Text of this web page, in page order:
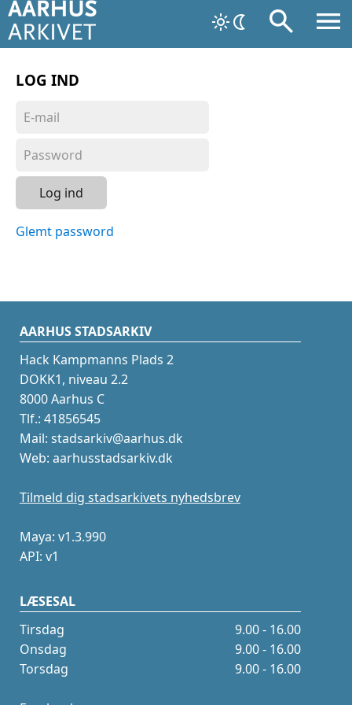
LOG IND
Log ind
Glemt password
AARHUS STADSARKIV
Hack Kampmanns Plads 2
DOKK1, niveau 2.2
8000 Aarhus C
Tlf.: 41856545
Mail: stadsarkiv@aarhus.dk
Web: aarhusstadsarkiv.dk
Tilmeld dig stadsarkivets nyhedsbrev
Maya: v1.3.990
API: v1
LÆSESAL
Tirsdag
9.00 - 16.00
Onsdag
9.00 - 16.00
Torsdag
9.00 - 16.00